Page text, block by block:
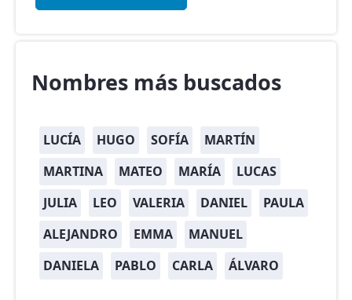
Nombres más buscados
LUCÍA HUGO SOFÍA
MARTÍN
MARTINA
MATEO MARÍA
LUCAS
JULIA
LEO VALERIA DANIEL
PAULA
ALEJANDRO
EMMA
MANUEL
DANIELA
PABLO CARLA ÁLVARO